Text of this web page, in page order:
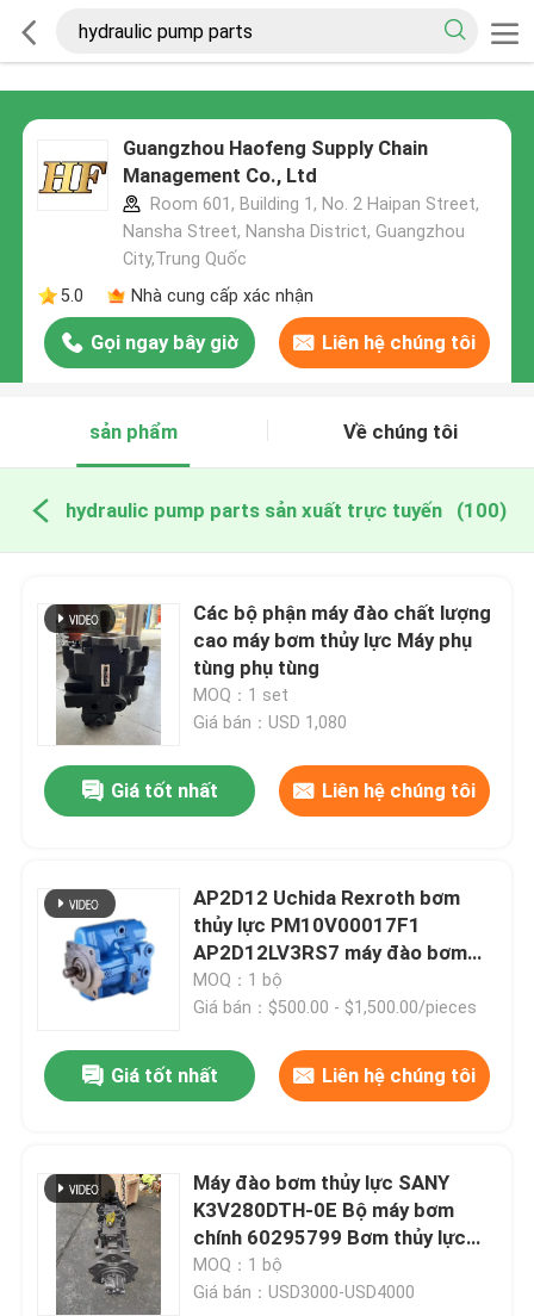
Guangzhou Haofeng Supply Chain
Management Co., Ltd
Room 601, Building 1, No. 2 Haipan Street,
Nansha Street, Nansha District, Guangzhou
City,Trung Quốc
5.0
Nhà cung cấp xác nhận
Gọi ngay bây giờ Liên hệ chúng tôi
sản phẩm Về chúng tôi
hydraulic pump parts sản xuất trực tuyến (100)
Các bộ phận máy đào chất lượng
cao máy bơm thủy lực Máy phụ
tùng phụ tùng
MOQ：1 set
Giá bán：USD 1,080
Giá tốt nhất Liên hệ chúng tôi
AP2D12 Uchida Rexroth bơm
thủy lực PM10V00017F1
AP2D12LV3RS7 máy đào bơm
Assy
MOQ：1 bộ
Giá bán：$500.00 - $1,500.00/pieces
Giá tốt nhất Liên hệ chúng tôi
Máy đào bơm thủy lực SANY
K3V280DTH-0E Bộ máy bơm
chính 60295799 Bơm thủy lực
chính phù hợp cho máy đào
SY750
MOQ：1 bộ
Giá bán：USD3000-USD4000